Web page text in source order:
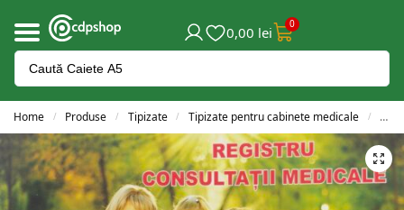
0,00 lei 0
Home / Produse / Tipizate / Tipizate pentru cabinete medicale /